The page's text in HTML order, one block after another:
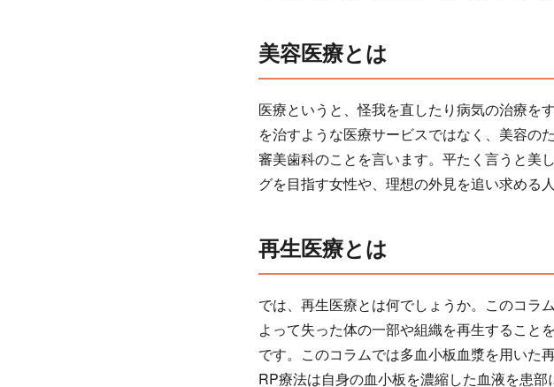
美容医療とは
医療というと、怪我を直したり病気の治療を
を治すような医療サービスではなく、美容の
審美歯科のことを言います。平たく言うと美
グを目指す女性や、理想の外見を追い求める
再生医療とは
では、再生医療とは何でしょうか。このコラ
よって失った体の一部や組織を再生すること
です。このコラムでは多血小板血漿を用いた
RP療法は自身の血小板を濃縮した血液を患